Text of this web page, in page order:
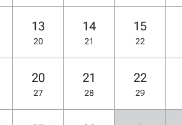
13
20
14
21
15
22
20
27
21
28
22
29